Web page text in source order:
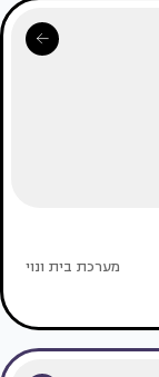
מערכת בית ונוי